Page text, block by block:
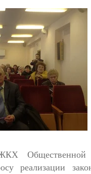
Общественной
реализации